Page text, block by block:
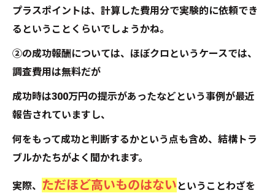
プラスポイントは、計算した費用分で実験的に依頼でき
るということくらいでしょうかね。
②の成功報酬については、ほぼクロというケースでは、
調査費用は無料だが
成功時は300万円の提示があったなどという事例が最近
報告されていますし、
何をもって成功と判断するかという点も含め、結構トラ
ブルかたちがよく聞かれます。
実際、 ただほど高いものはないということわざを